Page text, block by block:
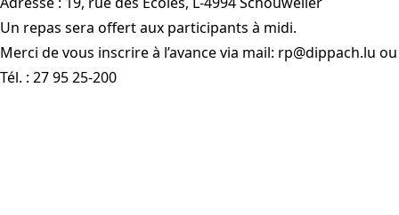
Un repas sera offert aux participants à midi.
Merci de vous inscrire à l’avance via mail: rp@dippach.lu ou
Tél. : 27 95 25-200